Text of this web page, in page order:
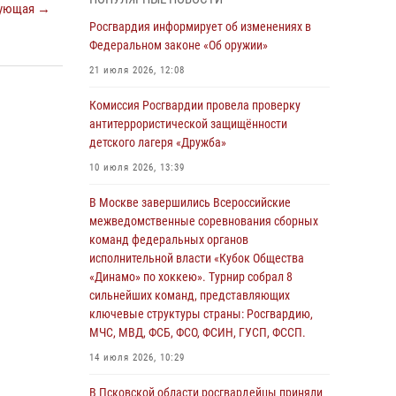
→
Генерал-полковник Юрий Аверин выступил на
смыслов»
03 августа 2026, 17:21
03 августа 2026, 14:10
Росгвардейцы принимают участие в
обеспечении общественной безопасности во
время празднования Дня ВДВ
02 августа 2026, 13:28
За минувшие сутки Псковские росгвардейцы
выезжали два раза на улицу Труда
Росгвардия информирует об изменениях в
Федеральном законе «Об оружии»
21 июля 2026, 12:08
Комиссия Росгвардии провела проверку
антитеррористической защищённости
детского лагеря «Дружба»
10 июля 2026, 13:39
В Москве завершились Всероссийские
межведомственные соревнования сборных
команд федеральных органов
исполнительной власти «Кубок Общества
«Динамо» по хоккею». Турнир собрал 8
сильнейших команд, представляющих
ключевые структуры страны: Росгвардию,
МЧС, МВД, ФСБ, ФСО, ФСИН, ГУСП, ФССП.
14 июля 2026, 10:29
В Псковской области росгвардейцы приняли